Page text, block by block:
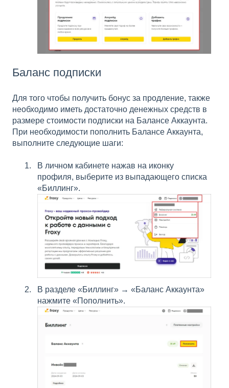
Баланс подписки
Для того чтобы получить бонус за продление, также
необходимо иметь достаточно денежных средств в
размере стоимости подписки на Балансе Аккаунта.
При необходимости пополнить Балансе Аккаунта,
выполните следующие шаги:
В личном кабинете нажав на иконку
профиля, выберите из выпадающего списка
«Биллинг».
В разделе «Биллинг» → «Баланс Аккаунта»
нажмите «Пополнить».